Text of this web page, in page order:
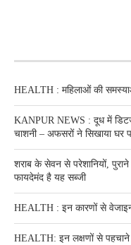
HEALTH : महिलाओं की
KANPUR NEWS : दूध में
चाशनी – अफसरों ने सिखाया घर
शराब के सेवन से परेशानियों,
फायदेमंद है यह सब्जी
HEALTH : इन कारणों से
HEALTH: इन लक्षणों से पहचाने